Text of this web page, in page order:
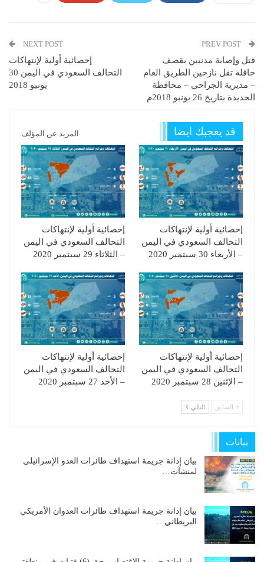
قتل وإصابة مدنيين بقصف
حافلة تقل نازحين الطريق العام
– مديرية الجراحي – محافظة
الحديدة بتاريخ 26 يونيو 2018م
NEXT POST
إحصائية أولية لإنتهاكات
التحالف السعودي في اليمن 30
يونيو 2018
قد يعجبك ايضا المزيد عن المؤلف
إحصائية أولية لإنتهاكات
التحالف السعودي في اليمن
– الأربعاء 30 سبتمبر 2020
إحصائية أولية لإنتهاكات
التحالف السعودي في اليمن
– الثلاثاء 29 سبتمبر 2020
إحصائية أولية لإنتهاكات
التحالف السعودي في اليمن
– الإثنين 28 سبتمبر 2020
إحصائية أولية لإنتهاكات
التحالف السعودي في اليمن
– الأحد 27 سبتمبر 2020
السابق التالي
بيانات
بيان إدانة جريمة استهداف طائرات العدو الإسرائيلي
لمنشآت…
بيان إدانة جريمة استهداف طائرات العدوان الأمريكي
البريطاني…